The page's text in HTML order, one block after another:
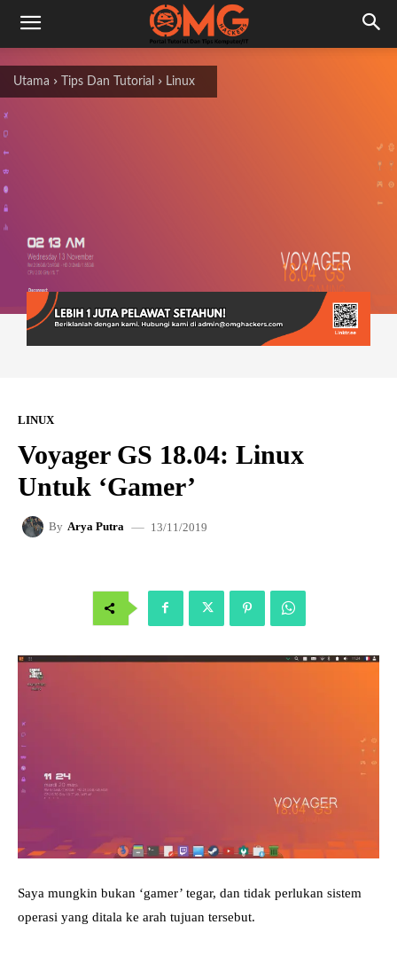
Utama Tips Dan Tutorial Linux
LINUX
Voyager GS 18.04: Linux
Untuk ‘Gamer’
By Arya Putra 13/11/2019
Saya mungkin bukan ‘gamer’ tegar, dan tidak perlukan sistem
operasi yang ditala ke arah tujuan tersebut.